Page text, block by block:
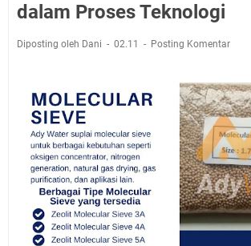
dalam Proses Teknologi
Diposting oleh Dani 02.11 Posting Komentar